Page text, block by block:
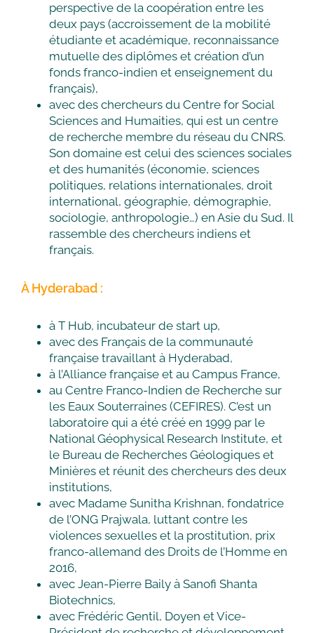
perspective de la coopération entre les
deux pays (accroissement de la mobilité
étudiante et académique, reconnaissance
mutuelle des diplômes et création d’un
fonds franco-indien et enseignement du
français),
avec des chercheurs du Centre for Social
Sciences and Humaities, qui est un centre
de recherche membre du réseau du CNRS.
Son domaine est celui des sciences sociales
et des humanités (économie, sciences
politiques, relations internationales, droit
international, géographie, démographie,
sociologie, anthropologie…) en Asie du Sud. Il
rassemble des chercheurs indiens et
français.
À Hyderabad :
à T Hub, incubateur de start up,
avec des Français de la communauté
française travaillant à Hyderabad,
à l’Alliance française et au Campus France,
au Centre Franco-Indien de Recherche sur
les Eaux Souterraines (CEFIRES). C’est un
laboratoire qui a été créé en 1999 par le
National Géophysical Research Institute, et
le Bureau de Recherches Géologiques et
Minières et réunit des chercheurs des deux
institutions,
avec Madame Sunitha Krishnan, fondatrice
de l’ONG Prajwala, luttant contre les
violences sexuelles et la prostitution, prix
franco-allemand des Droits de l’Homme en
2016,
avec Jean-Pierre Baily à Sanofi Shanta
Biotechnics,
avec Frédéric Gentil, Doyen et Vice-